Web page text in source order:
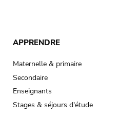
APPRENDRE
Maternelle & primaire
Secondaire
Enseignants
Stages & séjours d'étude